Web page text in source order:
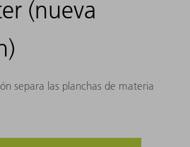
(nueva
separa las planchas de materia